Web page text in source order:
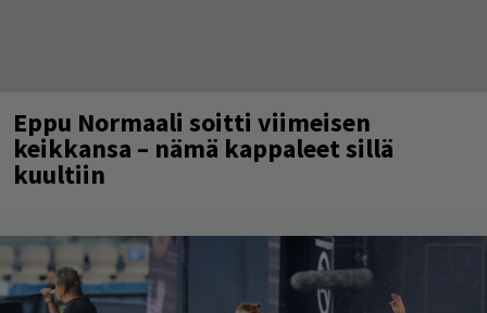
Eppu Normaali soitti viimeisen
keikkansa – nämä kappaleet sillä
kuultiin